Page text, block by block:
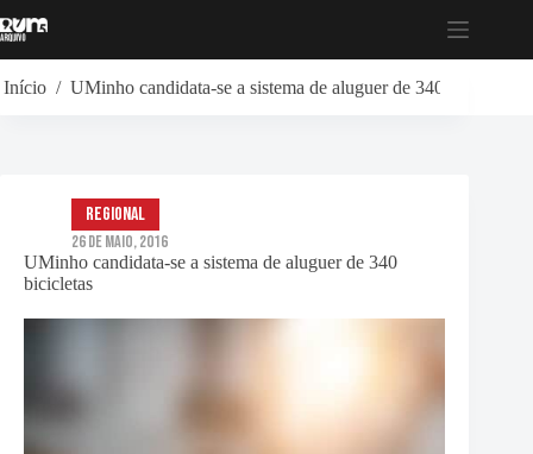
para
Início / UMinho candidata-se a sistema de aluguer de 340 bicicletas
UMinho candidata-se a sistema de aluguer de 340
bicicletas
Regional
26 de Maio, 2016